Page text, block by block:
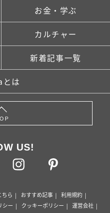
お金・学ぶ
カルチャー
新着記事一覧
は
US!
ちら おすすめ記事
利用規約
シー クッキーポリシー
運営会社